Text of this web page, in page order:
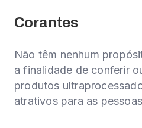
Corantes
Não têm nenhum
a finalidade de conferir
produtos
atrativos para as